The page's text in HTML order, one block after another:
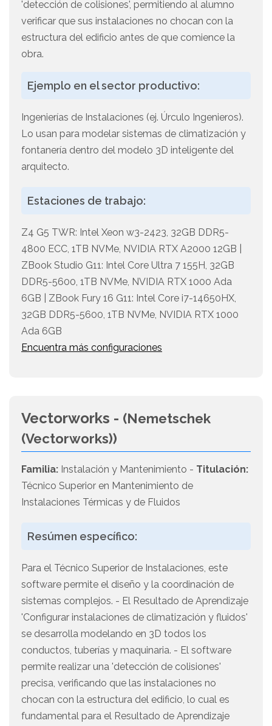
'detección de colisiones', permitiendo al alumno
verificar que sus instalaciones no chocan con la
estructura del edificio antes de que comience la
obra.
Ejemplo en el sector productivo:
Ingenierías de Instalaciones (ej. Úrculo Ingenieros).
Lo usan para modelar sistemas de climatización y
fontanería dentro del modelo 3D inteligente del
arquitecto.
Estaciones de trabajo:
Z4 G5 TWR: Intel Xeon w3-2423, 32GB DDR5-
4800 ECC, 1TB NVMe, NVIDIA RTX A2000 12GB |
ZBook Studio G11: Intel Core Ultra 7 155H, 32GB
DDR5-5600, 1TB NVMe, NVIDIA RTX 1000 Ada
6GB | ZBook Fury 16 G11: Intel Core i7-14650HX,
32GB DDR5-5600, 1TB NVMe, NVIDIA RTX 1000
Ada 6GB
Encuentra más configuraciones
Vectorworks - (Nemetschek
(Vectorworks))
Familia: Instalación y Mantenimiento - Titulación:
Técnico Superior en Mantenimiento de
Instalaciones Térmicas y de Fluidos
Resúmen específico:
Para el Técnico Superior de Instalaciones, este
software permite el diseño y la coordinación de
sistemas complejos. - El Resultado de Aprendizaje
'Configurar instalaciones de climatización y fluidos'
se desarrolla modelando en 3D todos los
conductos, tuberías y maquinaria. - El software
permite realizar una 'detección de colisiones'
precisa, verificando que las instalaciones no
chocan con la estructura del edificio, lo cual es
fundamental para el Resultado de Aprendizaje